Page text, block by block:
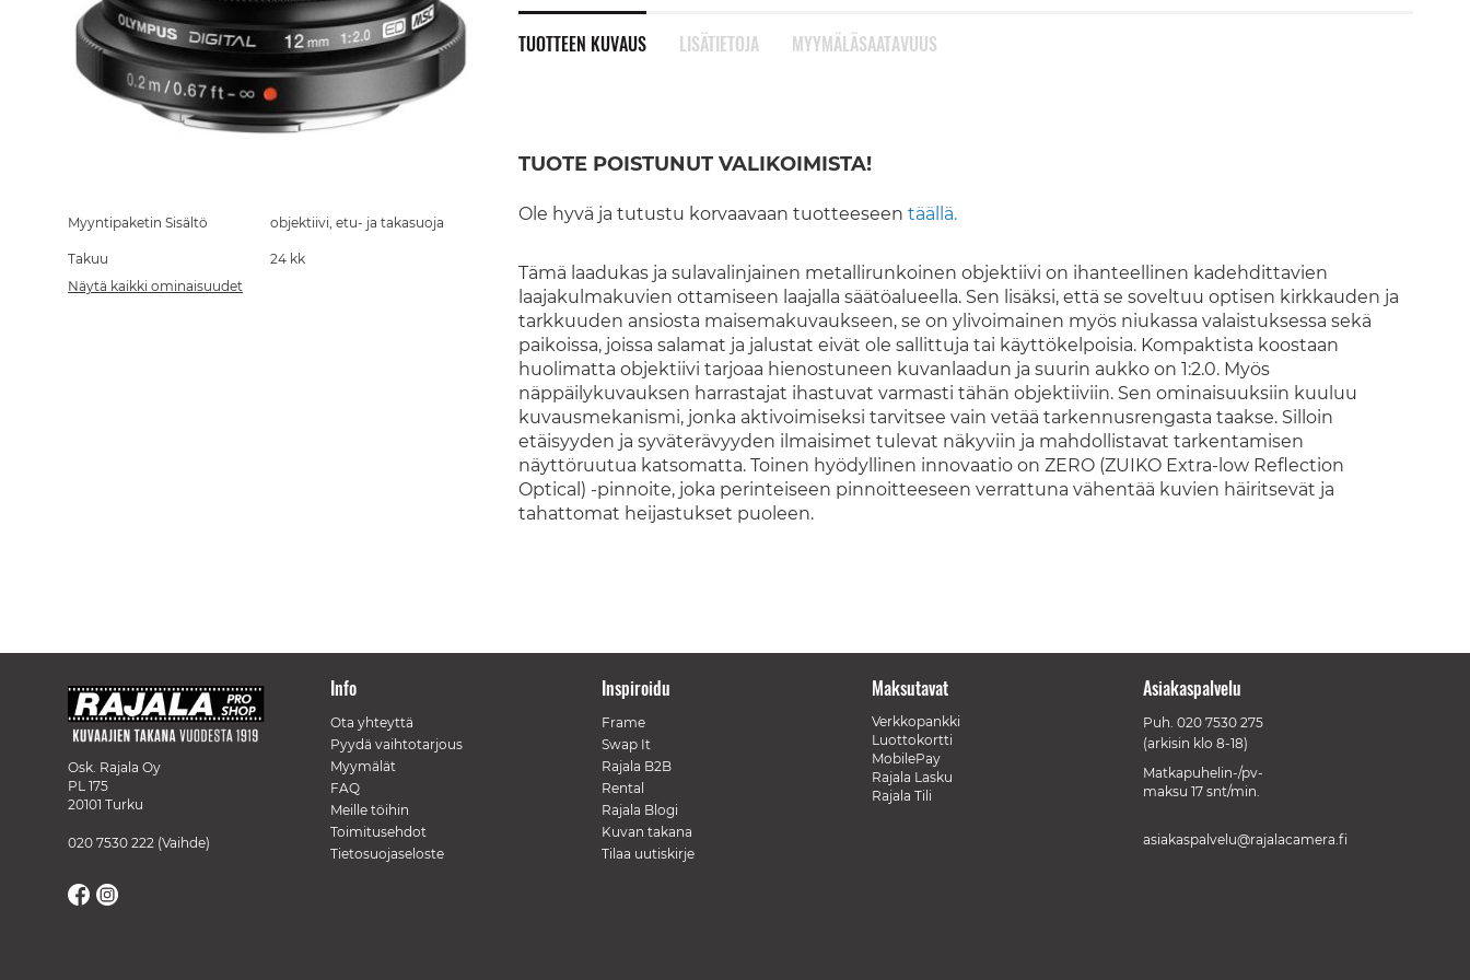
TUOTTEEN KUVAUS
TUOTE POISTUNUT VALIKOIMISTA!
Ole hyvä ja tutustu korvaavaan tuotteeseen täällä.
Tämä laadukas ja sulavalinjainen metallirunkoinen objektiivi on ihanteellinen kadehdittavien
laajakulmakuvien ottamiseen laajalla säätöalueella. Sen lisäksi, että se soveltuu optisen kirkkauden ja
tarkkuuden ansiosta maisemakuvaukseen, se on ylivoimainen myös niukassa valaistuksessa sekä
paikoissa, joissa salamat ja jalustat eivät ole sallittuja tai käyttökelpoisia. Kompaktista koostaan
huolimatta objektiivi tarjoaa hienostuneen kuvanlaadun ja suurin aukko on 1:2.0. Myös
näppäilykuvauksen harrastajat ihastuvat varmasti tähän objektiiviin. Sen ominaisuuksiin kuuluu
kuvausmekanismi, jonka aktivoimiseksi tarvitsee vain vetää tarkennusrengasta taakse. Silloin
etäisyyden ja syväterävyyden ilmaisimet tulevat näkyviin ja mahdollistavat tarkentamisen
näyttöruutua katsomatta. Toinen hyödyllinen innovaatio on ZERO (ZUIKO Extra-low Reflection
Optical) -pinnoite, joka perinteiseen pinnoitteeseen verrattuna vähentää kuvien häiritsevät ja
tahattomat heijastukset puoleen.
LISÄTIETOJA MYYMÄLÄSAATAVUUS
the
of
the
images
Myyntipaketin Sisältö objektiivi, etu- ja takasuoja
Takuu
24 kk
Näytä kaikki ominaisuudet
Osk. Rajala Oy
PL 175
20101 Turku
020 7530 222 (Vaihde)
Info
Ota yhteyttä
Pyydä vaihtotarjous
Myymälät
FAQ
Meille töihin
Toimitusehdot
Tietosuojaseloste
Inspiroidu
Frame
Swap It
Rajala B2B
Rental
Rajala Blogi
Kuvan takana
Tilaa uutiskirje
Maksutavat
Verkkopankki
Luottokortti
MobilePay
Rajala Lasku
Rajala Tili
Asiakaspalvelu
Puh. 020 7530 275
(arkisin klo 8-18)
Matkapuhelin-/pv-
maksu 17 snt/min.
asiakaspalvelu@rajalacamera.fi